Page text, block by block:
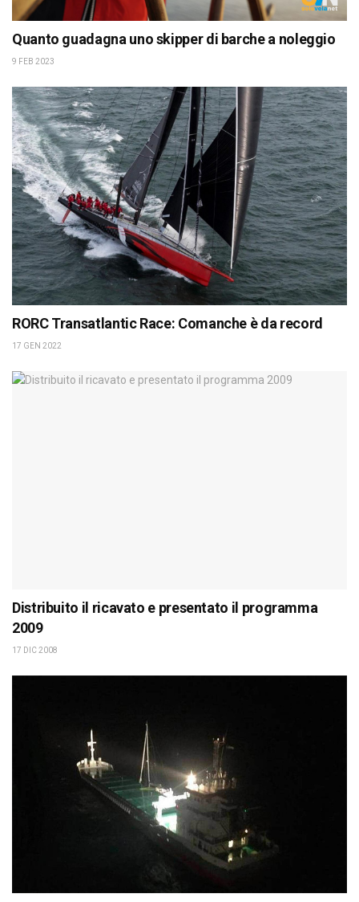
Quanto guadagna uno skipper di barche a noleggio
9 FEB 2023
RORC Transatlantic Race: Comanche è da record
17 GEN 2022
Distribuito il ricavato e presentato il programma
2009
17 DIC 2008